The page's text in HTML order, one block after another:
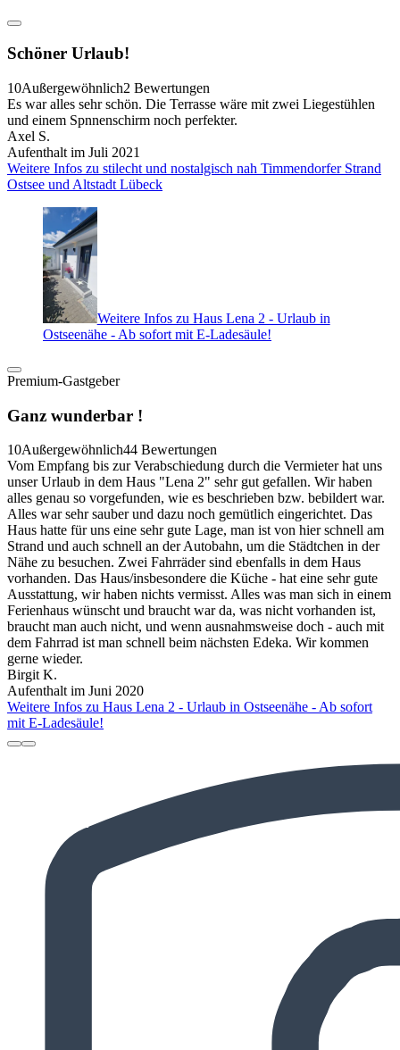
Schöner Urlaub!
10Außergewöhnlich2 Bewertungen
Es war alles sehr schön. Die Terrasse wäre mit zwei Liegestühlen
und einem Spnnenschirm noch perfekter.
Axel S.
Aufenthalt im Juli 2021
Weitere Infos zu stilecht und nostalgisch nah Timmendorfer Strand
Ostsee und Altstadt Lübeck
Weitere Infos zu Haus Lena 2 - Urlaub in
Ostseenähe - Ab sofort mit E-Ladesäule!
Premium-Gastgeber
Ganz wunderbar !
10Außergewöhnlich44 Bewertungen
Vom Empfang bis zur Verabschiedung durch die Vermieter hat uns
unser Urlaub in dem Haus "Lena 2" sehr gut gefallen. Wir haben
alles genau so vorgefunden, wie es beschrieben bzw. bebildert war.
Alles war sehr sauber und dazu noch gemütlich eingerichtet. Das
Haus hatte für uns eine sehr gute Lage, man ist von hier schnell am
Strand und auch schnell an der Autobahn, um die Städtchen in der
Nähe zu besuchen. Zwei Fahrräder sind ebenfalls in dem Haus
vorhanden. Das Haus/insbesondere die Küche - hat eine sehr gute
Ausstattung, wir haben nichts vermisst. Alles was man sich in einem
Ferienhaus wünscht und braucht war da, was nicht vorhanden ist,
braucht man auch nicht, und wenn ausnahmsweise doch - auch mit
dem Fahrrad ist man schnell beim nächsten Edeka. Wir kommen
gerne wieder.
Birgit K.
Aufenthalt im Juni 2020
Weitere Infos zu Haus Lena 2 - Urlaub in Ostseenähe - Ab sofort
mit E-Ladesäule!